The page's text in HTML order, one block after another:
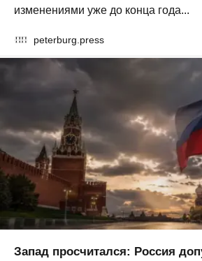
изменениями уже до конца года...
peterburg.press
Запад просчитался: Россия